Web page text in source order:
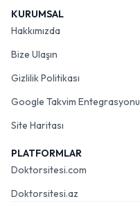
KURUMSAL
Hakkımızda
Bize Ulaşın
Gizlilik Politikası
Google Takvim Entegrasyonu
Site Haritası
PLATFORMLAR
Doktorsitesi.com
Doktorsitesi.az